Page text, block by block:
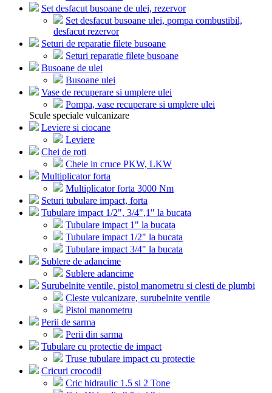
Set desfacut busoane de ulei, rezervor
Set desfacut busoane ulei, pompa combustibil,
desfacut rezervor
Seturi de reparatie filete busoane
Seturi reparatie filete busoane
Busoane de ulei
Busoane ulei
Vase de recuperare si umplere ulei
Pompa, vase recuperare si umplere ulei
Scule speciale vulcanizare
Leviere si ciocane
Leviere
Chei de roti
Cheie in cruce PKW, LKW
Multiplicator forta
Multiplicator forta 3000 Nm
Seturi tubulare impact, forta
Tubulare impact 1/2", 3/4",1" la bucata
Tubulare impact 1" la bucata
Tubulare impact 1/2" la bucata
Tubulare impact 3/4" la bucata
Sublere de adancime
Sublere adancime
Surubelnite ventile, pistol manometru si clesti de plumbi
Cleste vulcanizare, surubelnite ventile
Pistol manometru
Perii de sarma
Perii din sarma
Tubulare cu protectie de impact
Truse tubulare impact cu protectie
Cricuri crocodil
Cric hidraulic 1.5 si 2 Tone